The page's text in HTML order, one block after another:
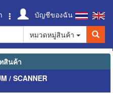
บัญชีของฉัน
หมวดหมู่สินค้า
สินค้า
/ SCANNER